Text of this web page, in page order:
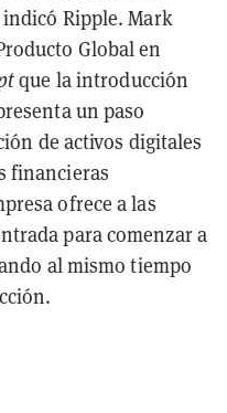
Ripple. Mark
Global en
que la introducción
un paso
de activos digitales
financieras
ofrece a las
para comenzar a
al mismo tiempo